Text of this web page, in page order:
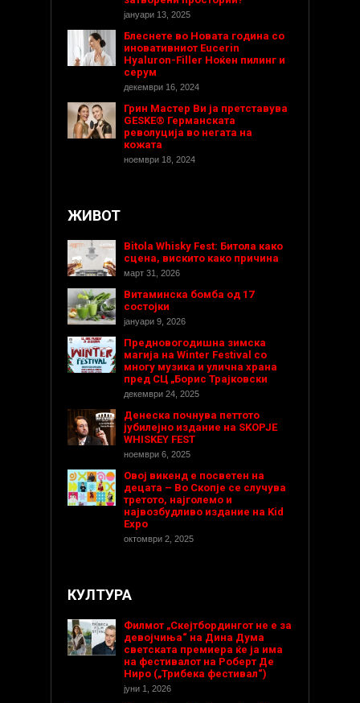
јануари 13, 2025
Блеснете во Новата година со
иновативниот Eucerin
Hyaluron-Filler Ноќен пилинг и
серум
декември 16, 2024
Грин Мастер Ви ја претставува
GESKE® Германската
револуција во негата на
кожата
ноември 18, 2024
ЖИВОТ
Bitola Whisky Fest: Битола како
сцена, вискито како причина
март 31, 2026
Витаминска бомба од 17
состојки
јануари 9, 2026
Предновогодишнa зимска
магија на Winter Festival со
многу музика и улична храна
пред СЦ „Борис Трајковски
декември 24, 2025
Денеска почнува петтото
јубилејно издание на SKOPJE
WHISKEY FEST
ноември 6, 2025
Овој викенд е посветен на
децата – Во Скопје се случува
третото, најголемо и
највозбудливо издание на Kid
Expo
октомври 2, 2025
КУЛТУРА
Филмот „Скејтбордингот не е за
девојчиња“ на Дина Дума
светската премиера ќе ја има
на фестивалот на Роберт Де
Ниро („Трибека фестивал“)
јуни 1, 2026